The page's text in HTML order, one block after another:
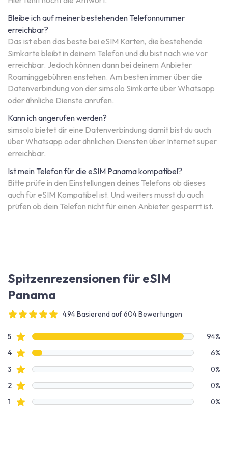
Bleibe ich auf meiner bestehenden Telefonnummer
erreichbar?
Das ist eben das beste bei eSIM Karten, die bestehende
Simkarte bleibt in deinem Telefon und du bist nach wie vor
erreichbar. Jedoch können dann bei deinem Anbieter
Roaminggebühren enstehen. Am besten immer über die
Datenverbindung von der simsolo Simkarte über Whatsapp
oder ähnliche Dienste anrufen.
Kann ich angerufen werden?
simsolo bietet dir eine Datenverbindung damit bist du auch
über Whatsapp oder ähnlichen Diensten über Internet super
erreichbar.
Ist mein Telefon für die eSIM Panama kompatibel?
Bitte prüfe in den Einstellungen deines Telefons ob dieses
auch für eSIM Kompatibel ist. Und weiters musst du auch
prüfen ob dein Telefon nicht für einen Anbieter gesperrt ist.
Spitzenrezensionen für eSIM
Panama
4.94 Basierend auf 604 Bewertungen
Bewertungsdaten
5Sterne Bewertungen
94%
4Sterne Bewertungen
6%
3 Sterne Bewertungen
0%
2Sterne Bewertungen
0%
1 Sterne Bewertungen 0%